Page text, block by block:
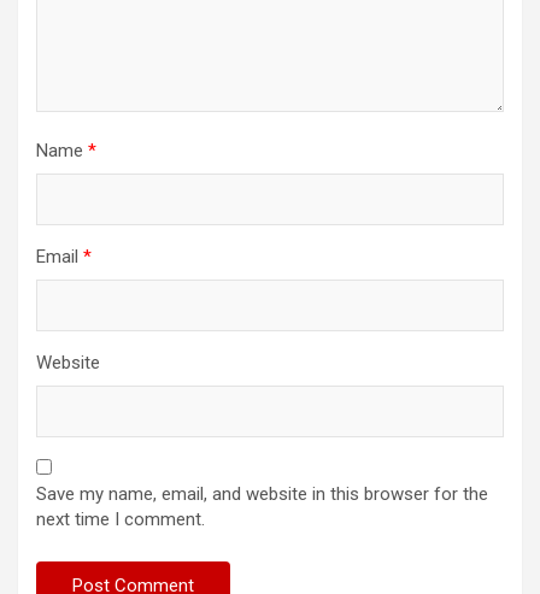
Name *
Email *
Website
Save my name, email, and website in this browser for the
next time I comment.